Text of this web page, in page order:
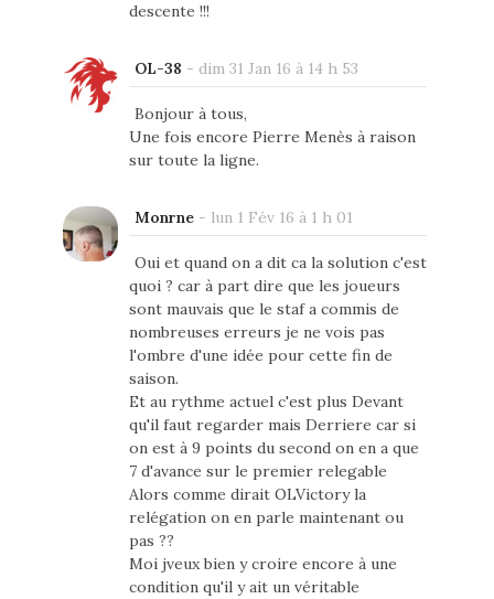
descente !!!
OL-38 - dim 31 Jan 16 à 14 h 53
Bonjour à tous,
Une fois encore Pierre Menès à raison
sur toute la ligne.
Monrne- lun 1 Fév 16 à 1 h 01
Oui et quand on a dit ca la solution c'est
quoi ? car à part dire que les joueurs
sont mauvais que le staf a commis de
nombreuses erreurs je ne vois pas
l'ombre d'une idée pour cette fin de
saison.
Et au rythme actuel c'est plus Devant
qu'il faut regarder mais Derriere car si
on est à 9 points du second on en a que
7 d'avance sur le premier relegable
Alors comme dirait OLVictory la
relégation on en parle maintenant ou
pas ??
Moi jveux bien y croire encore à une
condition qu'il y ait un véritable